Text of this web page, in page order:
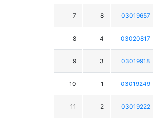
7 8 03019657
8 4 03020817
9 3 03019918
10 1 03019249
11 2 03019222